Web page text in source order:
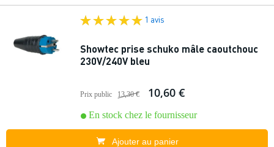
1 avis
Showtec prise schuko mâle caoutchouc
230V/240V bleu
Prix public 13,30 € 10,60 €
En stock chez le fournisseur
Ajouter au panier